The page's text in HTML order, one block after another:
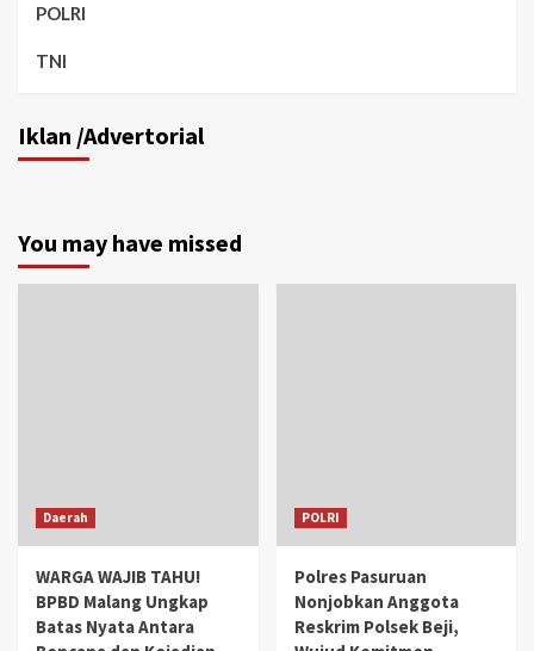
POLRI
TNI
Iklan /Advertorial
You may have missed
Daerah
WARGA WAJIB TAHU!
BPBD Malang Ungkap
Batas Nyata Antara
POLRI
Polres Pasuruan
Nonjobkan Anggota
Reskrim Polsek Beji,